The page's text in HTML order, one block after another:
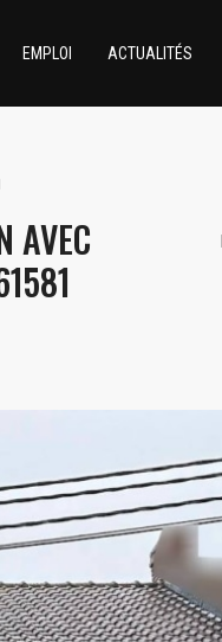
EMPLOI ACTUALITÉS
AVEC